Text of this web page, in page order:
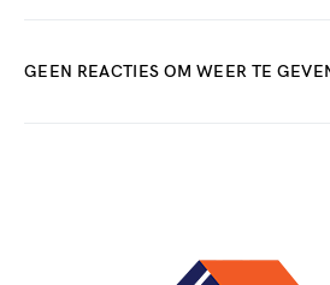
GEEN REACTIES OM WEER TE